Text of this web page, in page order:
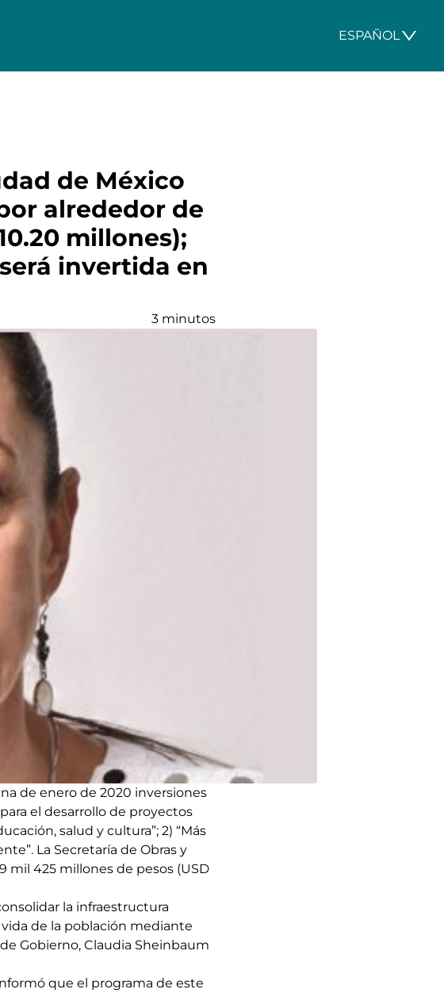
ESPAÑOL
de México
alrededor de
millones);
invertida en
3 minutos
de enero de 2020 inversiones
el desarrollo de proyectos
salud y cultura”; 2) “Más
La Secretaría de Obras y
mil 425 millones de pesos (USD
la infraestructura
de la población mediante
Gobierno, Claudia Sheinbaum
que el programa de este